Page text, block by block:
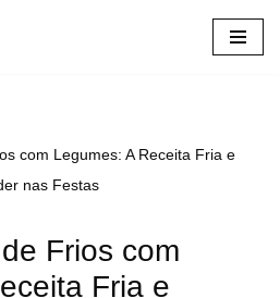
com Legumes: A Receita Fria e
nas Festas
Frios com
Fria e